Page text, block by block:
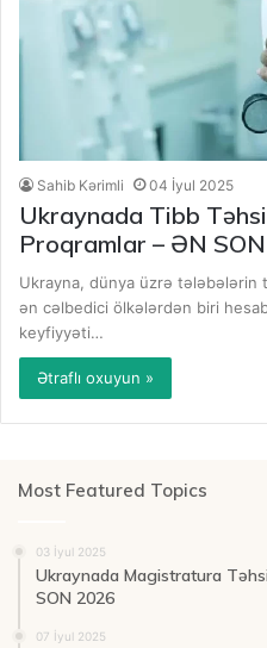
Sahib Kərimli 04 İyul 2025
Ukraynada Tibb
Proqramlar – ƏN
Ukrayna, dünya üzrə tələbələrin
ən cəlbedici ölkələrdən biri
keyfiyyəti…
Ətraflı oxuyun »
Most Featured Topics
03 İyul 2025
Ukraynada Magistratura
SON 2026
07 İyul 2025